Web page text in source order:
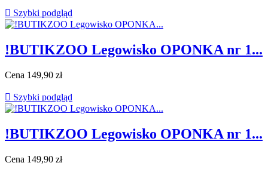
 Szybki podgląd
!BUTIKZOO Legowisko OPONKA nr 1...
Cena 149,90 zł
 Szybki podgląd
!BUTIKZOO Legowisko OPONKA nr 1...
Cena 149,90 zł